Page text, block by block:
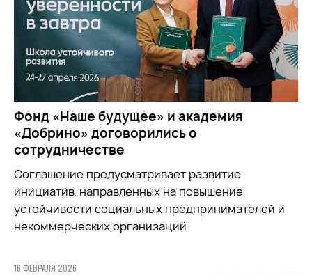
Фонд «Наше будущее» и академия
«Добрино» договорились о
сотрудничестве
Соглашение предусматривает развитие
инициатив, направленных на повышение
устойчивости социальных предпринимателей и
некоммерческих организаций
16 ФЕВРАЛЯ 2026